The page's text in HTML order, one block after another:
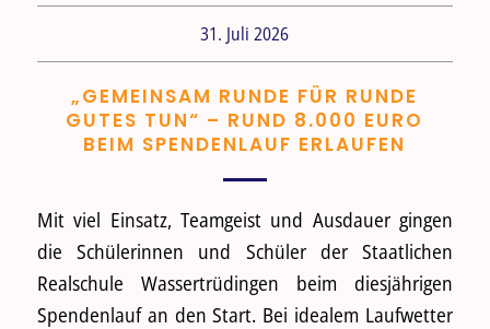
31. Juli 2026
„GEMEINSAM RUNDE FÜR RUNDE
GUTES TUN“ – RUND 8.000 EURO
BEIM SPENDENLAUF ERLAUFEN
Mit viel Einsatz, Teamgeist und Ausdauer gingen
die Schülerinnen und Schüler der Staatlichen
Realschule Wassertrüdingen beim diesjährigen
Spendenlauf an den Start. Bei idealem Laufwetter